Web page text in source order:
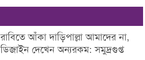
রাবিতে আঁকা দাড়িপাল্লা আমাদের না,
ডিজাইন দেখেন অন্যরকম: সমুদ্রগুপ্ত